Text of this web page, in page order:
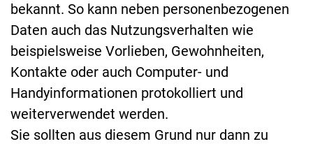
bekannt. So kann neben personenbezogenen
Daten auch das Nutzungsverhalten wie
beispielsweise Vorlieben, Gewohnheiten,
Kontakte oder auch Computer- und
Handyinformationen protokolliert und
weiterverwendet werden.
Sie sollten aus diesem Grund nur dann zu